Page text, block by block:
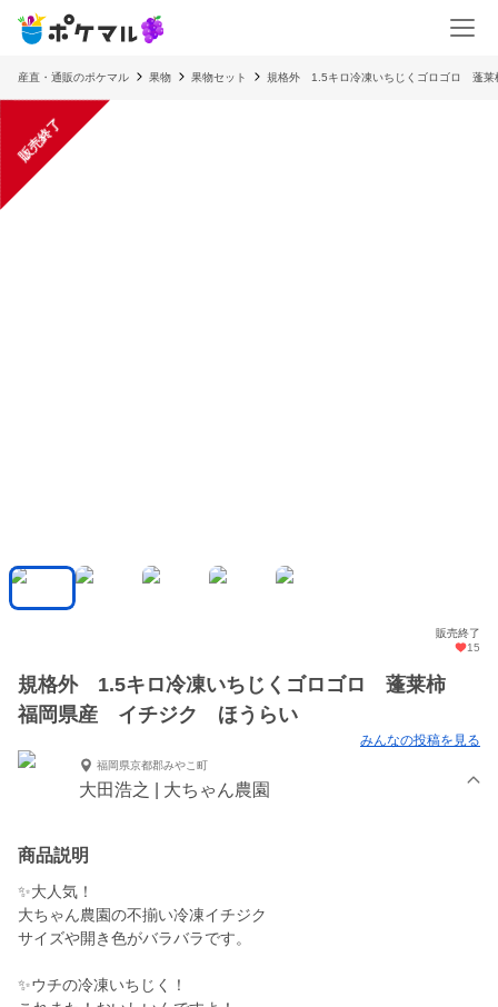
産直・通販のポケマル 果物 果物セット 規格外 1.5キロ冷凍いちじくゴロゴロ
販売終了
販売終了
15
規格外 1.5キロ冷凍いちじくゴロゴロ 蓬莱柿
福岡県産 イチジク ほうらい
みんなの投稿を見る
福岡県京都郡みやこ町
大田浩之 | 大ちゃん農園
商品説明
✨大人気！
大ちゃん農園の不揃い冷凍イチジク
サイズや開き色がバラバラです。
✨ウチの冷凍いちじく！